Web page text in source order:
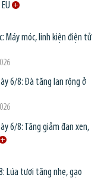
Máy móc, linh kiện điện tử
6/8: Đà tăng lan rộng ở
6/8: Tăng giảm đan xen,
Lúa tươi tăng nhẹ, gạo